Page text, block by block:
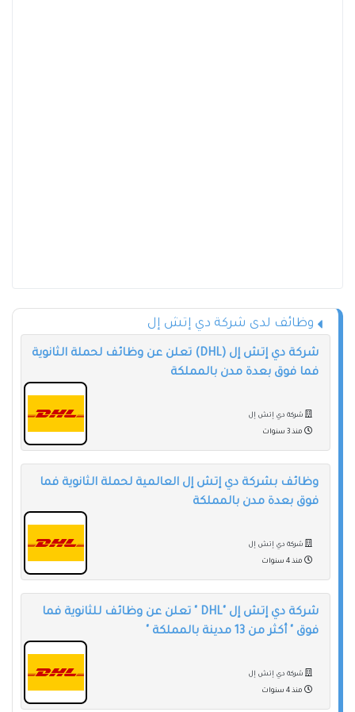
وظائف لدى شركة دي إتش إل
شركة دي إتش إل (DHL) تعلن عن وظائف لحملة الثانوية
فما فوق بعدة مدن بالمملكة
شركة دي إتش إل
منذ 3 سنوات
وظائف بشركة دي إتش إل العالمية لحملة الثانوية فما
فوق بعدة مدن بالمملكة
شركة دي إتش إل
منذ 4 سنوات
شركة دي إتش إل "DHL " تعلن عن وظائف للثانوية فما
فوق " أكثر من 13 مدينة بالمملكة "
شركة دي إتش إل
منذ 4 سنوات